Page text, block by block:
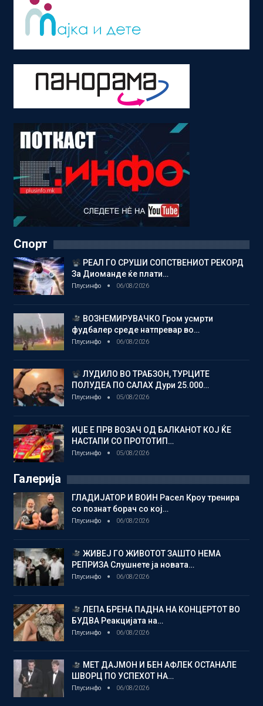
Спорт
РЕАЛ ГО СРУШИ СОПСТВЕНИОТ РЕКОРД
За Диоманде ќе плати…
Плусинфо 06/08/2026
ВОЗНЕМИРУВАЧКО Гром усмрти
фудбалер среде натпревар во…
Плусинфо 06/08/2026
ЛУДИЛО ВО ТРАБЗОН, ТУРЦИТЕ
ПОЛУДЕА ПО САЛАХ Дури 25.000…
Плусинфо 05/08/2026
ИЏЕ Е ПРВ ВОЗАЧ ОД БАЛКАНОТ КОЈ ЌЕ
НАСТАПИ СО ПРОТОТИП…
Плусинфо 05/08/2026
Галерија
ГЛАДИЈАТОР И ВОИН Расел Кроу тренира
со познат борач со кој…
Плусинфо 06/08/2026
ЖИВЕЈ ГО ЖИВОТОТ ЗАШТО НЕМА
РЕПРИЗА Слушнете ја новата…
Плусинфо 06/08/2026
ЛЕПА БРЕНА ПАДНА НА КОНЦЕРТОТ ВО
БУДВА Реакцијата на…
Плусинфо 06/08/2026
МЕТ ДАЈМОН И БЕН АФЛЕК ОСТАНАЛЕ
ШВОРЦ ПО УСПЕХОТ НА…
Плусинфо 06/08/2026